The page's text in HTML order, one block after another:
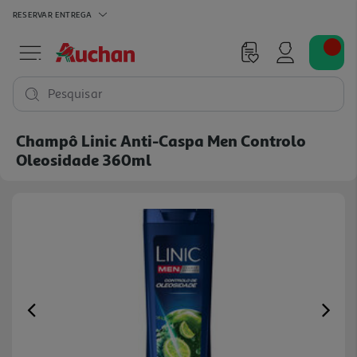
RESERVAR ENTREGA
Pesquisar
Champô Linic Anti-Caspa Men Controlo
Oleosidade 360ml
Previous